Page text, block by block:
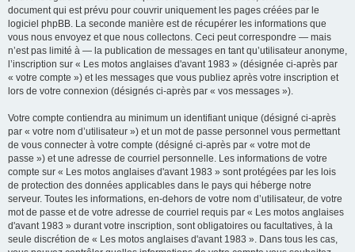
document qui est prévu pour couvrir uniquement les pages créées par le
logiciel phpBB. La seconde manière est de récupérer les informations que
vous nous envoyez et que nous collectons. Ceci peut correspondre — mais
n’est pas limité à — la publication de messages en tant qu’utilisateur anonyme,
l’inscription sur « Les motos anglaises d'avant 1983 » (désignée ci-après par
« votre compte ») et les messages que vous publiez après votre inscription et
lors de votre connexion (désignés ci-après par « vos messages »).
Votre compte contiendra au minimum un identifiant unique (désigné ci-après
par « votre nom d’utilisateur ») et un mot de passe personnel vous permettant
de vous connecter à votre compte (désigné ci-après par « votre mot de
passe ») et une adresse de courriel personnelle. Les informations de votre
compte sur « Les motos anglaises d'avant 1983 » sont protégées par les lois
de protection des données applicables dans le pays qui héberge notre
serveur. Toutes les informations, en-dehors de votre nom d’utilisateur, de votre
mot de passe et de votre adresse de courriel requis par « Les motos anglaises
d'avant 1983 » durant votre inscription, sont obligatoires ou facultatives, à la
seule discrétion de « Les motos anglaises d'avant 1983 ». Dans tous les cas,